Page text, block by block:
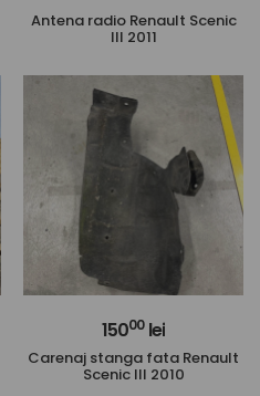
Antena radio Renault Scenic
III 2011
15000lei
Carenaj stanga fata Renault
Scenic III 2010